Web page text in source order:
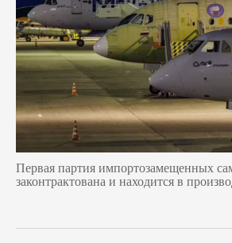
Первая партия импортозамещенных
законтрактована и находится в